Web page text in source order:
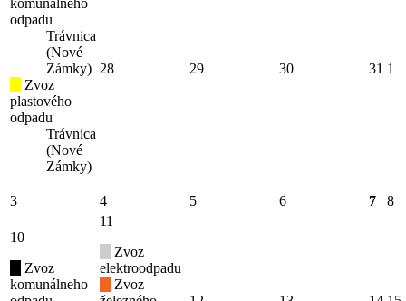
komunálneho
odpadu
Trávnica
(Nové
Zámky)
Zvoz
plastového
odpadu
Trávnica
(Nové
Zámky)
28 29 30 31 1
3 4 5 6 7 8
10
Zvoz
komunálneho
11
Zvoz
elektroodpadu
Zvoz